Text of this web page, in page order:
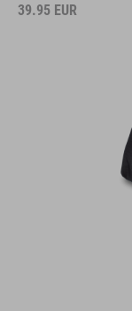
39.95 EUR